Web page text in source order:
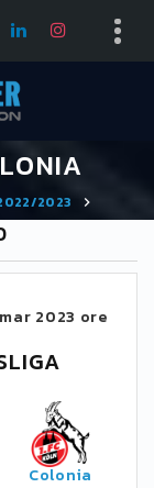
2023
2023 ore
Colonia